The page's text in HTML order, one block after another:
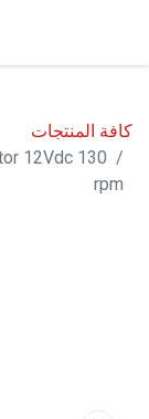
كافة المنتجات
12Vdc 130
rpm